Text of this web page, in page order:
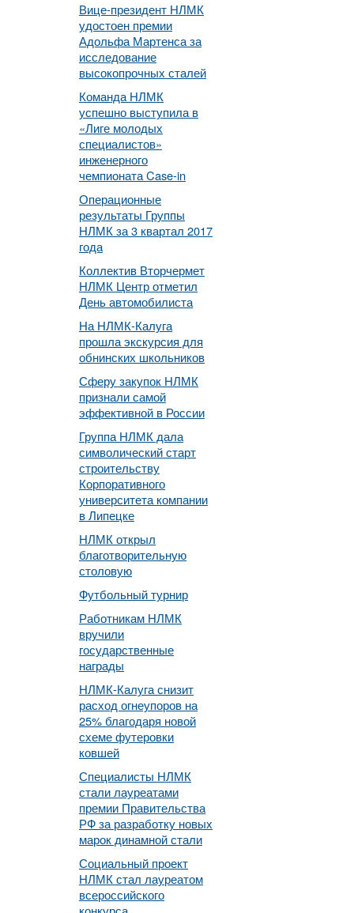
Вице-президент НЛМК
удостоен премии
Адольфа Мартенса за
исследование
высокопрочных сталей
Команда НЛМК
успешно выступила в
«Лиге молодых
специалистов»
инженерного
чемпионата Case-in
Операционные
результаты Группы
НЛМК за 3 квартал 2017
года
Коллектив Вторчермет
НЛМК Центр отметил
День автомобилиста
На НЛМК-Калуга
прошла экскурсия для
обнинских школьников
Сферу закупок НЛМК
признали самой
эффективной в России
Группа НЛМК дала
символический старт
строительству
Корпоративного
университета компании
в Липецке
НЛМК открыл
благотворительную
столовую
Футбольный турнир
Работникам НЛМК
вручили
государственные
награды
НЛМК-Калуга снизит
расход огнеупоров на
25% благодаря новой
схеме футеровки
ковшей
Специалисты НЛМК
стали лауреатами
премии Правительства
РФ за разработку новых
марок динамной стали
Социальный проект
НЛМК стал лауреатом
всероссийского